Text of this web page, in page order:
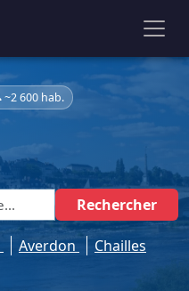
~2 600 hab.
Rechercher
Averdon Chailles